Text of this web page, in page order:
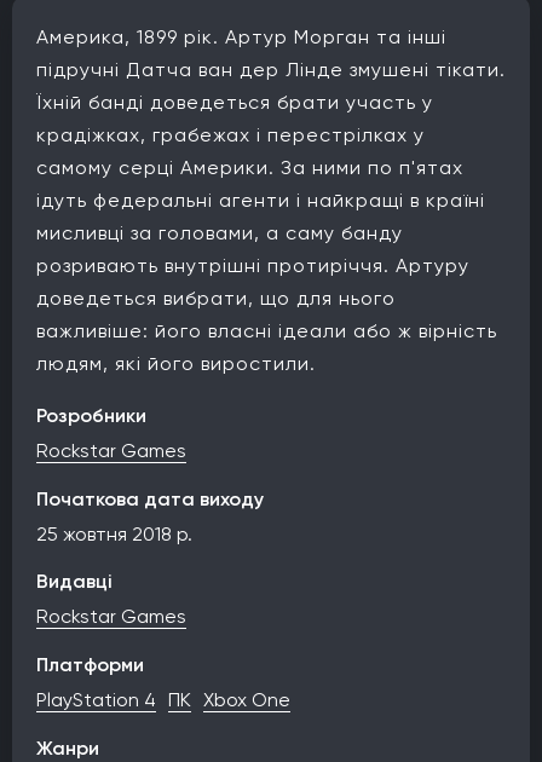
Америка, 1899 рік. Артур Морган та інші
підручні Датча ван дер Лінде змушені тікати.
Їхній банді доведеться брати участь у
крадіжках, грабежах і перестрілках у
самому серці Америки. За ними по п'ятах
ідуть федеральні агенти і найкращі в країні
мисливці за головами, а саму банду
розривають внутрішні протиріччя. Артуру
доведеться вибрати, що для нього
важливіше: його власні ідеали або ж вірність
людям, які його виростили.
Розробники
Rockstar Games
Початкова дата виходу
25 жовтня 2018 р.
Видавці
Rockstar Games
Платформи
PlayStation 4 ПК Xbox One
Жанри